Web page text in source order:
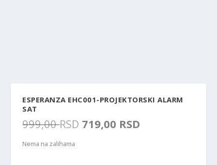
ESPERANZA EHC001-PROJEKTORSKI ALARM
SAT
999,00RSD O
719,00 RSD
Nema na zalihama